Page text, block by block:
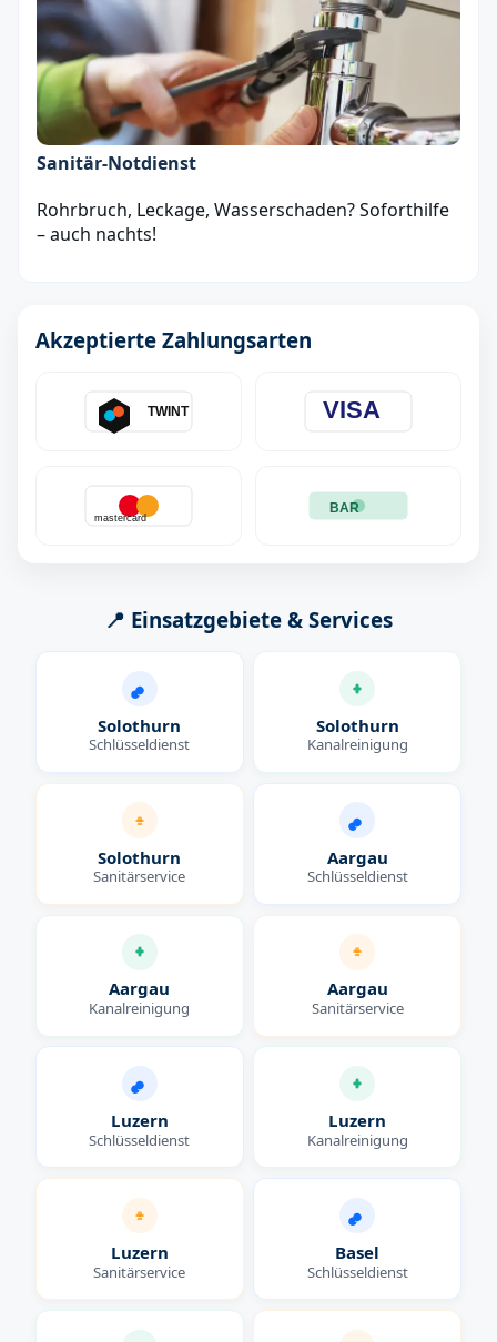
Sanitär‑Notdienst
Rohrbruch, Leckage, Wasserschaden? Soforthilfe
– auch nachts!
Akzeptierte Zahlungsarten
TWINT VISA
mastercard
BAR
📍 Einsatzgebiete & Services
Solothurn
Schlüsseldienst
Solothurn
Kanalreinigung
Solothurn
Sanitärservice
Aargau
Schlüsseldienst
Aargau
Kanalreinigung
Aargau
Sanitärservice
Luzern
Schlüsseldienst
Luzern
Kanalreinigung
Luzern
Sanitärservice
Basel
Schlüsseldienst